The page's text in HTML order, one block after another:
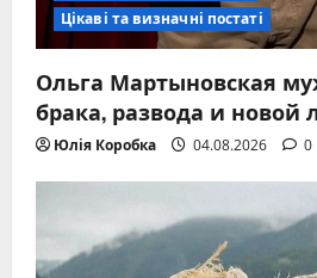
Цікаві та визначні постаті
Ольга Мартыновская
брака, развода и новой
Юлія Коробка 04.08.2026 0